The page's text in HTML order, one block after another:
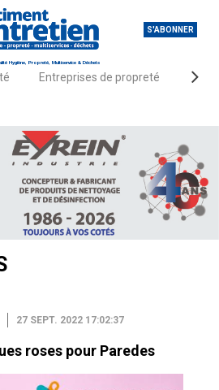
S'ABONNER
Hygiène, Propreté, Multiservice & Déchets
Entreprises de propreté
Hygiène & Propreté
27 SEPT. 2022 17:02:37
roses pour Paredes